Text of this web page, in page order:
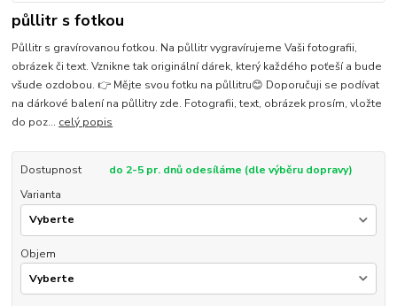
půllitr s fotkou
Půllitr s gravírovanou fotkou. Na půllitr vygravírujeme Vaši fotografii,
obrázek či text. Vznikne tak originální dárek, který každého poťeší a bude
všude ozdobou. 👉 Mějte svou fotku na půllitru😊 Doporučuji se podívat
na dárkové balení na půllitry zde. Fotografii, text, obrázek prosím, vložte
do poz... celý popis
Dostupnost
do 2-5 pr. dnů odesíláme (dle výběru dopravy)
Varianta
Objem